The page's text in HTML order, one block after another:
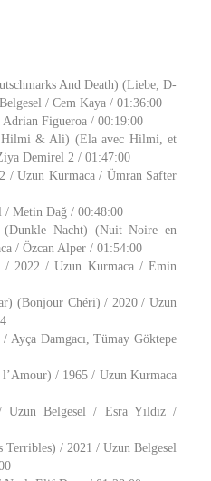
And Death) (Liebe, D-
/ Cem Kaya / 01:36:00
Adrian Figueroa / 00:19:00
& Ali) (Ela avec Hilmi, et
Demirel 2 / 01:47:00
/ Uzun Kurmaca / Ümran Safter
/ Metin Dağ / 00:48:00
(Dunkle Nacht) (Nuit Noire en
/ Özcan Alper / 01:54:00
/ 2022 / Uzun Kurmaca / Emin
(Bonjour Chéri) / 2020 / Uzun
Ayça Damgacı, Tümay Göktepe
/ 1965 / Uzun Kurmaca
Uzun Belgesel / Esra Yıldız /
Terribles) / 2021 / Uzun Belgesel